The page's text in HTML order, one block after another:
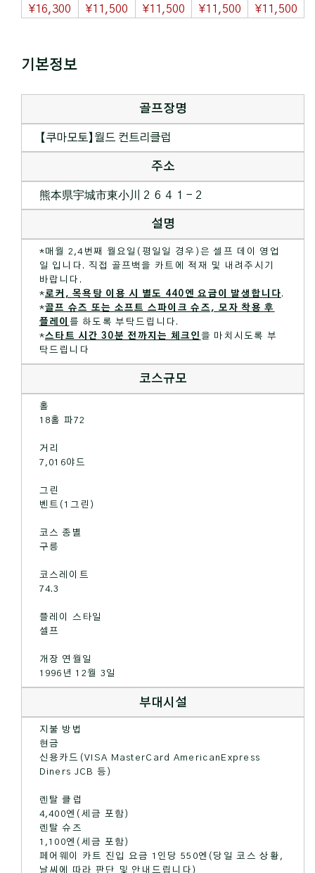
¥16,300
¥11,500
¥11,500
¥11,500
¥11,500
기본정보
골프장명
【쿠마모토】월드 컨트리클럽
주소
熊本県宇城市東小川２６４１−２
설명
*매월 2,4번째 월요일(평일일 경우)은 셀프 데이 영업
일 입니다. 직접 골프백을 카트에 적재 및 내려주시기
바랍니다.
*로커, 목욕탕 이용 시 별도 440엔 요금이 발생합니다.
*골프 슈즈 또는 소프트 스파이크 슈즈, 모자 착용 후
플레이 를 하도록 부탁드립니다.
*스타트 시간 30분 전까지는 체크인 을 마치시도록 부
탁드립니다
코스규모
홀
18홀 파72
거리
7,016야드
그린
벤트(1그린)
코스 종별
구릉
코스레이트
74.3
플레이 스타일
셀프
개장 연월일
1996년 12월 3일
부대시설
지불 방법
현금
신용카드(VISA MasterCard AmericanExpress
Diners JCB 등)
렌탈 클럽
4,400엔(세금 포함)
렌탈 슈즈
1,100엔(세금 포함)
페어웨이 카트 진입 요금 1인당 550엔(당일 코스 상황,
날씨에 따라 판단 및 안내드립니다)